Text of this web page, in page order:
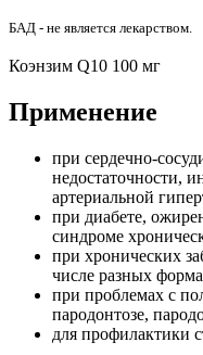
БАД - не является лекарством.
Коэнзим Q10 100 мг
Применение
при сердечно-
недостаточности,
артериальной
при диабете,
синдроме
при хронических
числе разных
при проблемах с
пародонтозе,
для профилактики